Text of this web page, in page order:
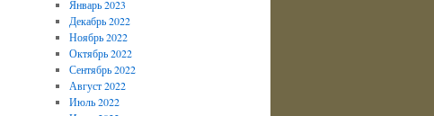
Январь 2023
Декабрь 2022
Ноябрь 2022
Октябрь 2022
Сентябрь 2022
Август 2022
Июль 2022